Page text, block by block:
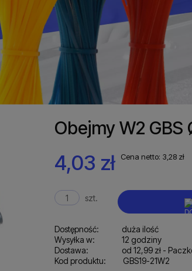
Obejmy W2 GBS
4,03 zł Cena netto: 3,28 zł
szt.
Dostępność:
duża ilość
Wysyłka w:
12 godziny
Dostawa:
od 12,99 zł -
Kod produktu:
GBS19-21W2